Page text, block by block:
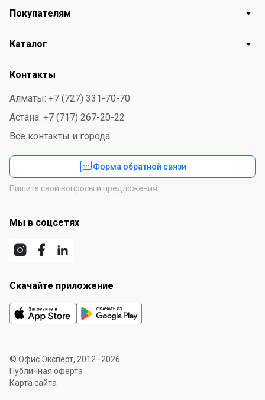
Покупателям
Каталог
Контакты
Алматы: +7 (727) 331-70-70
Астана: +7 (717) 267-20-22
Все контакты и города
Форма обратной связи
Пишите свои вопросы и предложения
Мы в соцсетях
Скачайте приложение
© Офис Эксперт, 2012–2026
Публичная оферта
Карта сайта